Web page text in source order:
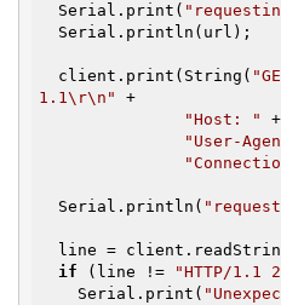
  Serial.print(
  client.print(String(
1.1\r\n"
+
"Host: "
"User-
  Serial.println(
line =
if (line != "HTTP/1.1
    Serial.print(